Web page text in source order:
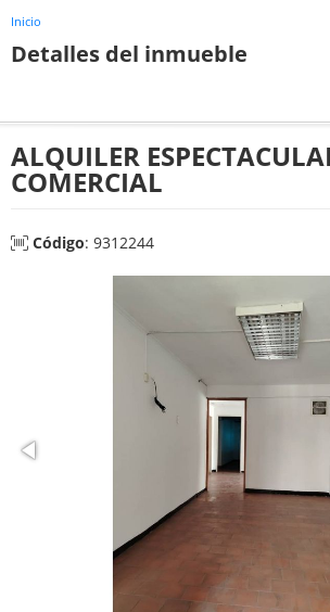
Inicio
Detalles del inmueble
ALQUILER
COMERCIAL
Código: 9312244